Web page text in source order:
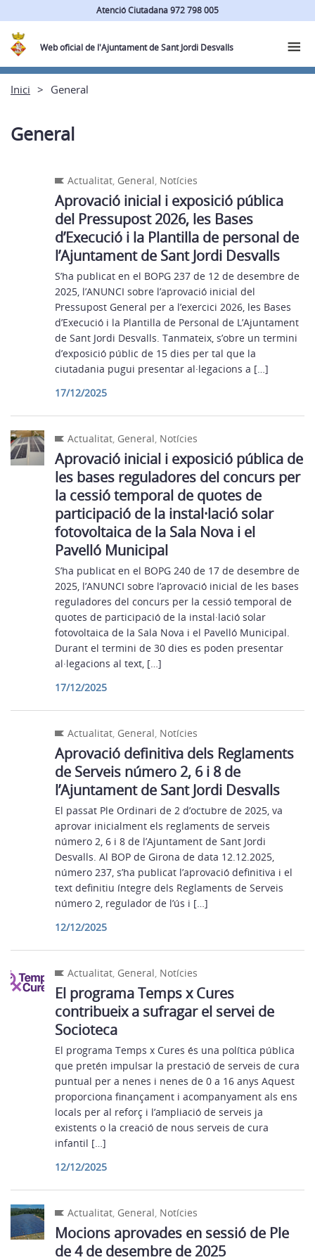
Atenció Ciutadana 972 798 005
Web oficial de l'Ajuntament de Sant Jordi Desvalls
Inici General
General
Actualitat, General, Notícies
Aprovació inicial i exposició pública
del Pressupost 2026, les Bases
d’Execució i la Plantilla de personal de
l’Ajuntament de Sant Jordi Desvalls
S’ha publicat en el BOPG 237 de 12 de desembre de
2025, l’ANUNCI sobre l’aprovació inicial del
Pressupost General per a l’exercici 2026, les Bases
d’Execució i la Plantilla de Personal de L’Ajuntament
de Sant Jordi Desvalls. Tanmateix, s’obre un termini
d’exposició públic de 15 dies per tal que la
ciutadania pugui presentar al·legacions a […]
17/12/2025
Actualitat, General, Notícies
Aprovació inicial i exposició pública de
les bases reguladores del concurs per
la cessió temporal de quotes de
participació de la instal·lació solar
fotovoltaica de la Sala Nova i el
Pavelló Municipal
S’ha publicat en el BOPG 240 de 17 de desembre de
2025, l’ANUNCI sobre l’aprovació inicial de les bases
reguladores del concurs per la cessió temporal de
quotes de participació de la instal·lació solar
fotovoltaica de la Sala Nova i el Pavelló Municipal.
Durant el termini de 30 dies es poden presentar
al·legacions al text, […]
17/12/2025
Actualitat, General, Notícies
Aprovació definitiva dels Reglaments
de Serveis número 2, 6 i 8 de
l’Ajuntament de Sant Jordi Desvalls
El passat Ple Ordinari de 2 d’octubre de 2025, va
aprovar inicialment els reglaments de serveis
número 2, 6 i 8 de l’Ajuntament de Sant Jordi
Desvalls. Al BOP de Girona de data 12.12.2025,
número 237, s’ha publicat l’aprovació definitiva i el
text definitiu íntegre dels Reglaments de Serveis
número 2, regulador de l’ús i […]
12/12/2025
Actualitat, General, Notícies
El programa Temps x Cures
contribueix a sufragar el servei de
Socioteca
El programa Temps x Cures és una política pública
que pretén impulsar la prestació de serveis de cura
puntual per a nenes i nenes de 0 a 16 anys Aquest
proporciona finançament i acompanyament als ens
locals per al reforç i l’ampliació de serveis ja
existents o la creació de nous serveis de cura
infantil […]
12/12/2025
Actualitat, General, Notícies
Mocions aprovades en sessió de Ple
de 4 de desembre de 2025